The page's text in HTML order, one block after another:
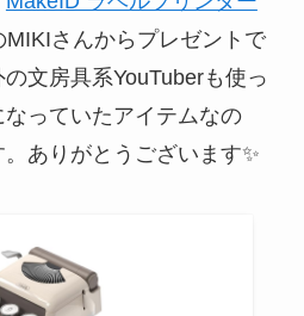
さんからプレゼントで
文房具系YouTuberも使っ
っていたアイテムなの
ありがとうございます✨